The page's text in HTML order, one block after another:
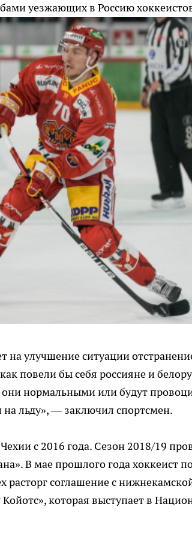
уезжающих в Россию
на улучшение ситуации
повели бы себя россияне и
нормальными или будут
льду», — заключил спортсмен.
с 2016 года. Сезон 2018/19
В мае прошлого года хоккеист
соглашение с
которая выступает в